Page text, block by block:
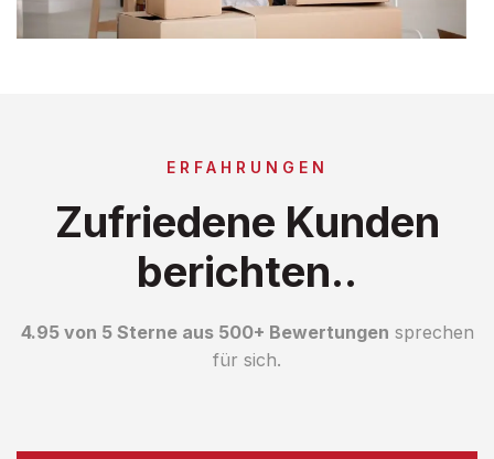
ERFAHRUNGEN
Zufriedene Kunden
berichten..
4.95 von 5 Sterne aus 500+ Bewertungen sprechen
für sich.